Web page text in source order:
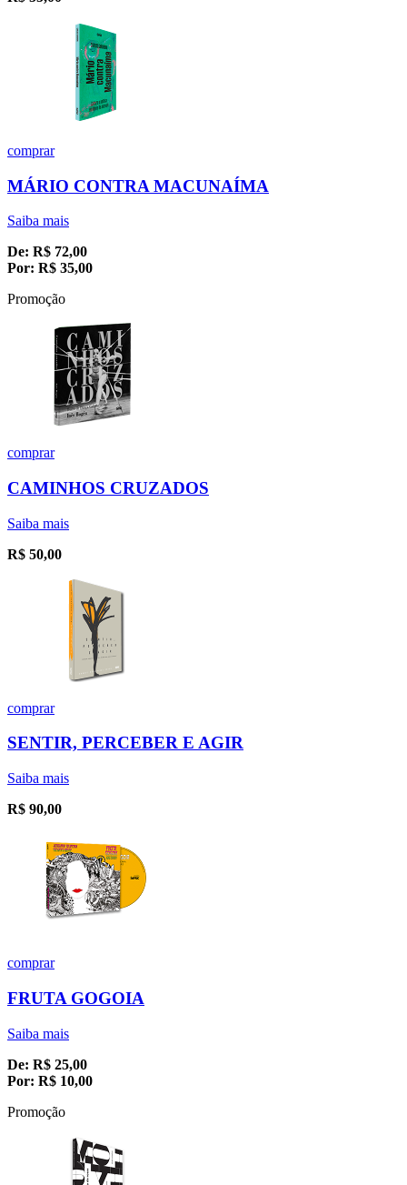
comprar
MÁRIO CONTRA MACUNAÍMA
Saiba mais
De: R$ 72,00
Por: R$ 35,00
Promoção
comprar
CAMINHOS CRUZADOS
Saiba mais
R$ 50,00
comprar
SENTIR, PERCEBER E AGIR
Saiba mais
R$ 90,00
comprar
FRUTA GOGOIA
Saiba mais
De: R$ 25,00
Por: R$ 10,00
Promoção